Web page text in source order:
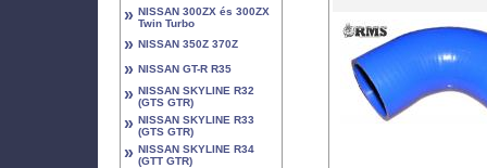
» NISSAN 300ZX és 300ZX
Twin Turbo
» NISSAN 350Z 370Z
» NISSAN GT-R R35
» NISSAN SKYLINE R32
(GTS GTR)
» NISSAN SKYLINE R33
(GTS GTR)
» NISSAN SKYLINE R34
(GTT GTR)